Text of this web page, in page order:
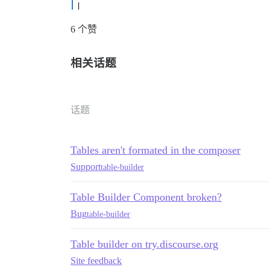
6 个赞
相关话题
话题
Tables aren't formated in the composer
Supporttable-builder
Table Builder Component broken?
Bugtable-builder
Table builder on try.discourse.org
Site feedback